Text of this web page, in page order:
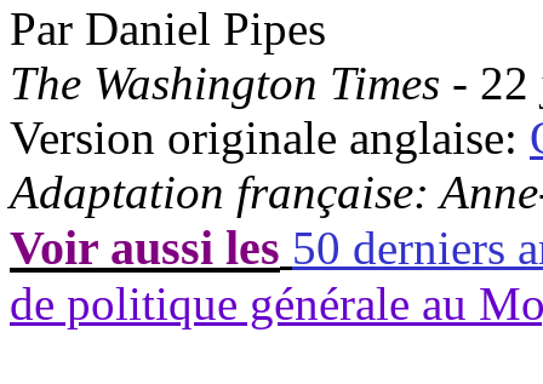
Par Daniel Pipes
The Washington Times - 22
Version originale anglaise:
Adaptation française:
Voir aussi les 50 derniers
de politique générale au